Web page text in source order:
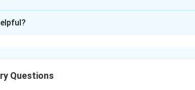
Questions